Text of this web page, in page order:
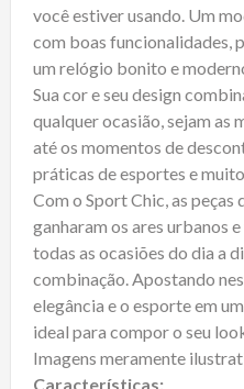
você estiver usando. Um
com boas funcionalidades,
um relógio bonito e
Sua cor e seu design
qualquer ocasião, sejam as
até os momentos de
práticas de esportes e
Com o Sport Chic, as
ganharam os ares urbanos
todas as ocasiões do dia a
combinação. Apostando
elegância e o esporte em
ideal para compor o seu
Imagens meramente
Características: